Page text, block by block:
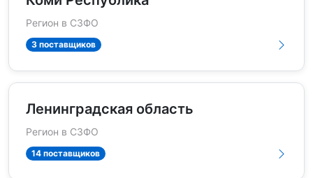
Регион в СЗФО
3 поставщиков
Ленинградская область
Регион в СЗФО
14 поставщиков